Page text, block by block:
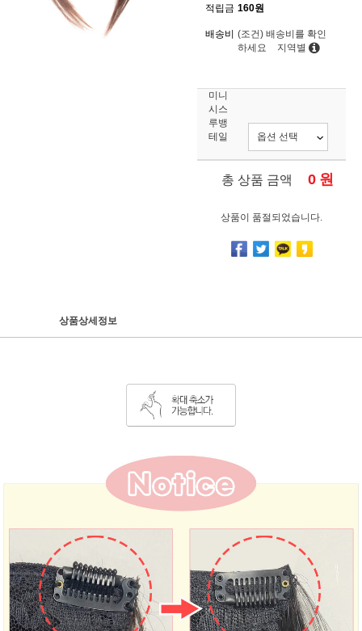
적립금 160원
배송비 (조건) 배송비를 확인
하세요
지역별
미니
시스
루뱅
테일
총 상품 금액 0 원
상품이 품절되었습니다.
상품상세정보